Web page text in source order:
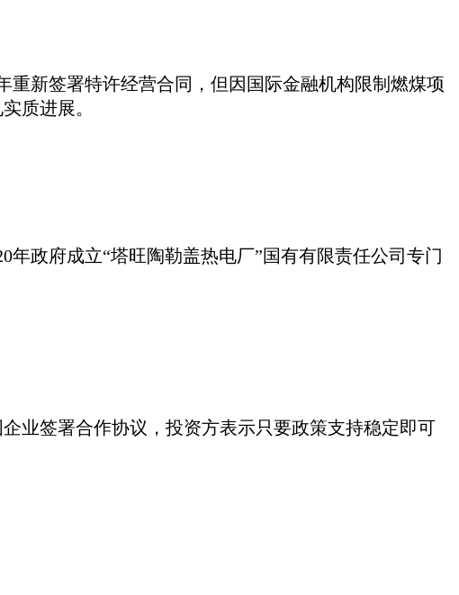
重新签署特许经营合同，但因国际金融机构限制燃煤项
质进展。
政府成立“塔旺陶勒盖热电厂”国有有限责任公司专门
业签署合作协议，投资方表示只要政策支持稳定即可